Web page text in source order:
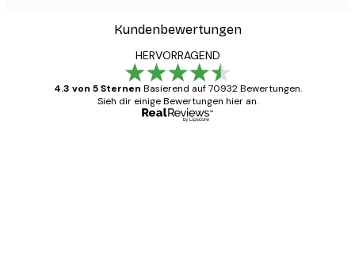
Kundenbewertungen
HERVORRAGEND
4.3 von 5 Sternen Basierend auf 70932 Bewertungen.
Sieh dir einige Bewertungen hier an.